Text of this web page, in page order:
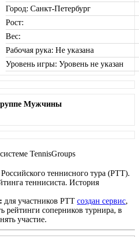
Город: Санкт-Петербург
Рост:
Вес:
Рабочая рука: Не указана
Уровень игры: Уровень не указан
Мужчины
TennisGroups
теннисного тура (РТТ).
теннисиста. История
для участников РТТ создан сервис,
рейтинги соперников турнира, в
участие.